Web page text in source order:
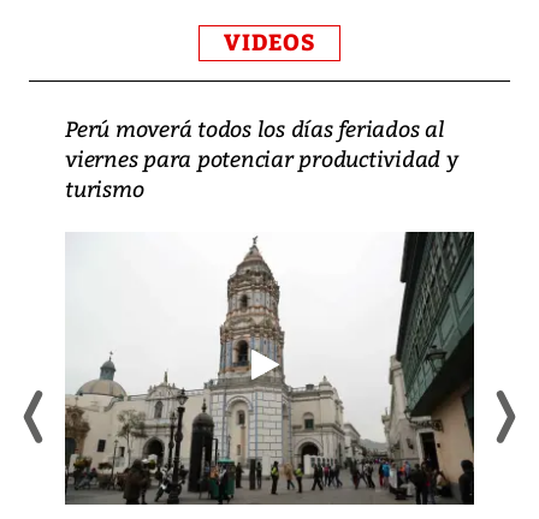
VIDEOS
Perú moverá todos los días feriados al
viernes para potenciar productividad y
turismo